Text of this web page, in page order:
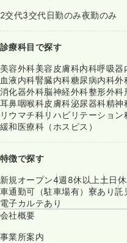
2交代3交代日勤のみ夜勤のみ
診療科目で探す
美容外科美容皮膚科内科呼吸器
血液内科腎臓内科糖尿病内科外
消化器外科脳神経外科整形外科
耳鼻咽喉科皮膚科泌尿器科精神
リウマチ科リハビリテーション
緩和医療科（ホスピス）
特徴で探す
新規オープン4週8休以上 土日
車通勤可（駐車場有） 寮あり託
電子カルテあり
会社概要
事業所案内